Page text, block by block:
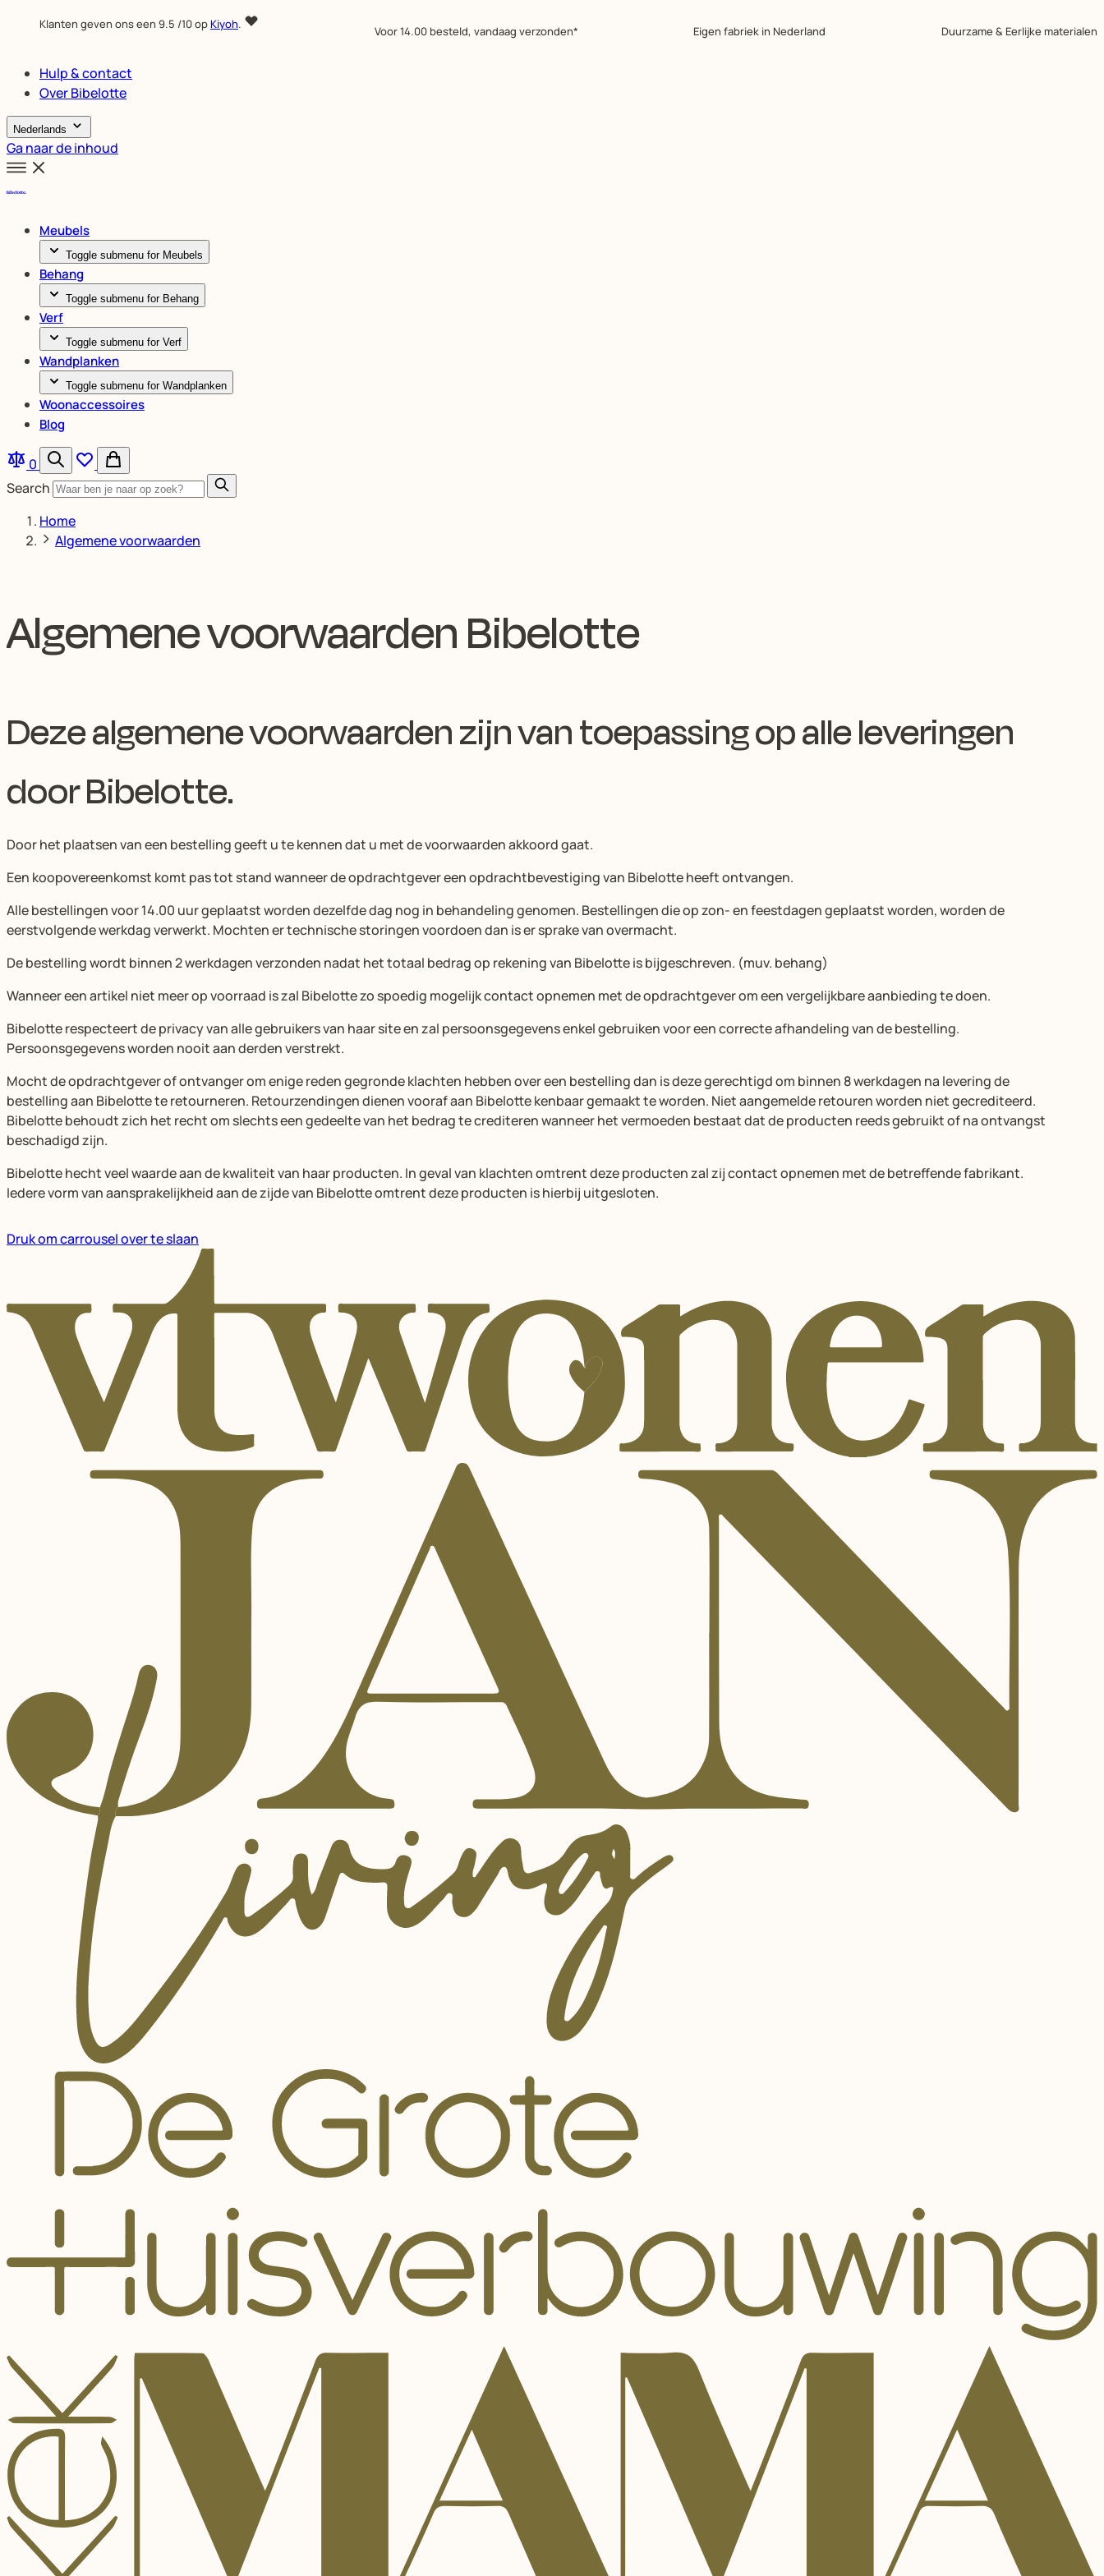
Klanten geven ons een 9.5 /10 opKiyoh. Voor 14.00 besteld, vandaag verzonden* Eigen fabriek in Nederland Duurzame & Eerlijke materialen
Hulp & contact
Over Bibelotte
Nederlands
Ga naar de inhoud
Meubels
Toggle submenu for Meubels
Behang
Toggle submenu for Behang
Verf
Toggle submenu for Verf
Wandplanken
Toggle submenu for Wandplanken
Woonaccessoires
Blog
0
Search
Home
Algemene voorwaarden
Algemene voorwaarden Bibelotte
Deze algemene voorwaarden zijn van toepassing op alle leveringen
door Bibelotte.
Door het plaatsen van een bestelling geeft u te kennen dat u met de voorwaarden akkoord gaat.
Een koopovereenkomst komt pas tot stand wanneer de opdrachtgever een opdrachtbevestiging van Bibelotte heeft ontvangen.
Alle bestellingen voor 14.00 uur geplaatst worden dezelfde dag nog in behandeling genomen. Bestellingen die op zon- en feestdagen geplaatst worden, worden de
eerstvolgende werkdag verwerkt. Mochten er technische storingen voordoen dan is er sprake van overmacht.
De bestelling wordt binnen 2 werkdagen verzonden nadat het totaal bedrag op rekening van Bibelotte is bijgeschreven. (muv. behang)
Wanneer een artikel niet meer op voorraad is zal Bibelotte zo spoedig mogelijk contact opnemen met de opdrachtgever om een vergelijkbare aanbieding te doen.
Bibelotte respecteert de privacy van alle gebruikers van haar site en zal persoonsgegevens enkel gebruiken voor een correcte afhandeling van de bestelling.
Persoonsgegevens worden nooit aan derden verstrekt.
Mocht de opdrachtgever of ontvanger om enige reden gegronde klachten hebben over een bestelling dan is deze gerechtigd om binnen 8 werkdagen na levering de
bestelling aan Bibelotte te retourneren. Retourzendingen dienen vooraf aan Bibelotte kenbaar gemaakt te worden. Niet aangemelde retouren worden niet gecrediteerd.
Bibelotte behoudt zich het recht om slechts een gedeelte van het bedrag te crediteren wanneer het vermoeden bestaat dat de producten reeds gebruikt of na ontvangst
beschadigd zijn.
Bibelotte hecht veel waarde aan de kwaliteit van haar producten. In geval van klachten omtrent deze producten zal zij contact opnemen met de betreffende fabrikant.
Iedere vorm van aansprakelijkheid aan de zijde van Bibelotte omtrent deze producten is hierbij uitgesloten.
Druk om carrousel over te slaan